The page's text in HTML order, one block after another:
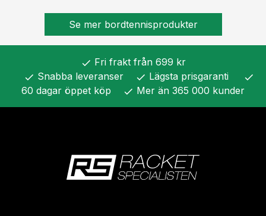
Se mer bordtennisprodukter
check Fri frakt från 699 kr
check Snabba leveranser check Lägsta prisgaranti check
60 dagar öppet köp check Mer än 365 000 kunder